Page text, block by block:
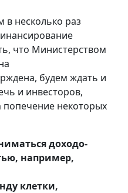
в несколько раз
что Министерством
будем ждать и
и инвесторов,
попечение некоторых
доходо-
например,
клетки,